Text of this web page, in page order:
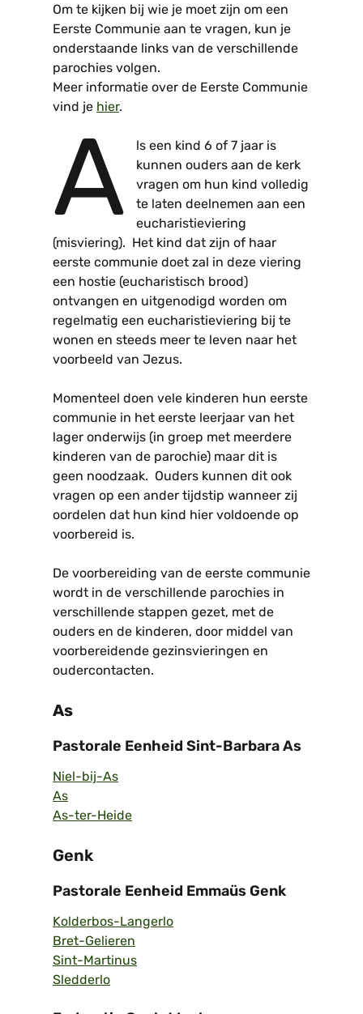
Om te kijken bij wie je moet zijn om een
Eerste Communie aan te vragen, kun je
onderstaande links van de verschillende
parochies volgen.
Meer informatie over de Eerste Communie
vind je hier.
A
ls een kind 6 of 7 jaar is
kunnen ouders aan de kerk
vragen om hun kind volledig
te laten deelnemen aan een
eucharistieviering
(misviering). Het kind dat zijn of haar
eerste communie doet zal in deze viering
een hostie (eucharistisch brood)
ontvangen en uitgenodigd worden om
regelmatig een eucharistieviering bij te
wonen en steeds meer te leven naar het
voorbeeld van Jezus.
Momenteel doen vele kinderen hun eerste
communie in het eerste leerjaar van het
lager onderwijs (in groep met meerdere
kinderen van de parochie) maar dit is
geen noodzaak. Ouders kunnen dit ook
vragen op een ander tijdstip wanneer zij
oordelen dat hun kind hier voldoende op
voorbereid is.
De voorbereiding van de eerste communie
wordt in de verschillende parochies in
verschillende stappen gezet, met de
ouders en de kinderen, door middel van
voorbereidende gezinsvieringen en
oudercontacten.
As
Pastorale Eenheid Sint-Barbara As
Niel-bij-As
As
As-ter-Heide
Genk
Pastorale Eenheid Emmaüs Genk
Kolderbos-Langerlo
Bret-Gelieren
Sint-Martinus
Sledderlo